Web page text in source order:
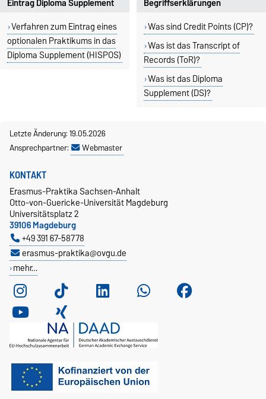
Was sind Credit Points (CP)?
Was ist das Transcript of
Records (ToR)?
Was ist das Diploma
Supplement (DS)?
Verfahren zum Eintrag eines
optionalen Praktikums in das
Diploma Supplement (HISPOS)
Letzte Änderung: 19.05.2026
Ansprechpartner:
Webmaster
KONTAKT
Erasmus-Praktika Sachsen-Anhalt
Otto-von-Guericke-Universität Magdeburg
Universitätsplatz 2
39106 Magdeburg
+49 391 67-58778
erasmus-praktika@ovgu.de
mehr…